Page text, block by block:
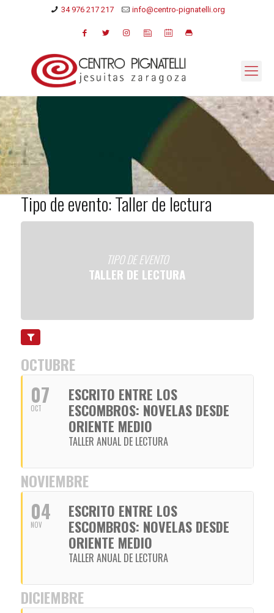
34 976 217 217 info@centro-pignatelli.org
Tipo de evento: Taller de lectura
TIPO DE EVENTO
TALLER DE LECTURA
OCTUBRE
07
OCT
ESCRITO ENTRE LOS
ESCOMBROS: NOVELAS DESDE
ORIENTE MEDIO
TALLER ANUAL DE LECTURA
NOVIEMBRE
04
NOV
ESCRITO ENTRE LOS
ESCOMBROS: NOVELAS DESDE
ORIENTE MEDIO
TALLER ANUAL DE LECTURA
DICIEMBRE